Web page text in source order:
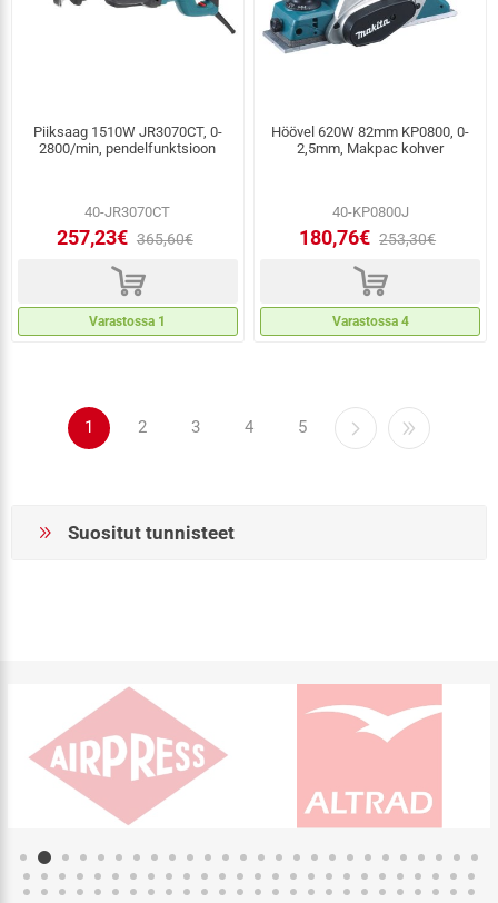
Piiksaag 1510W JR3070CT, 0-
2800/min, pendelfunktsioon
40-JR3070CT
257,23€ 365,60€
d
Varastossa 1
Höövel 620W 82mm KP0800, 0-
2,5mm, Makpac kohver
40-KP0800J
180,76€ 253,30€
d
Varastossa 4
1 2 3 4 5
Suositut tunnisteet